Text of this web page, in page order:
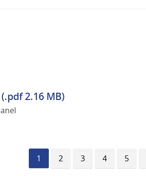
2.16 MB)
Página
actual
1 Página
2 Página
3 Página
4 5